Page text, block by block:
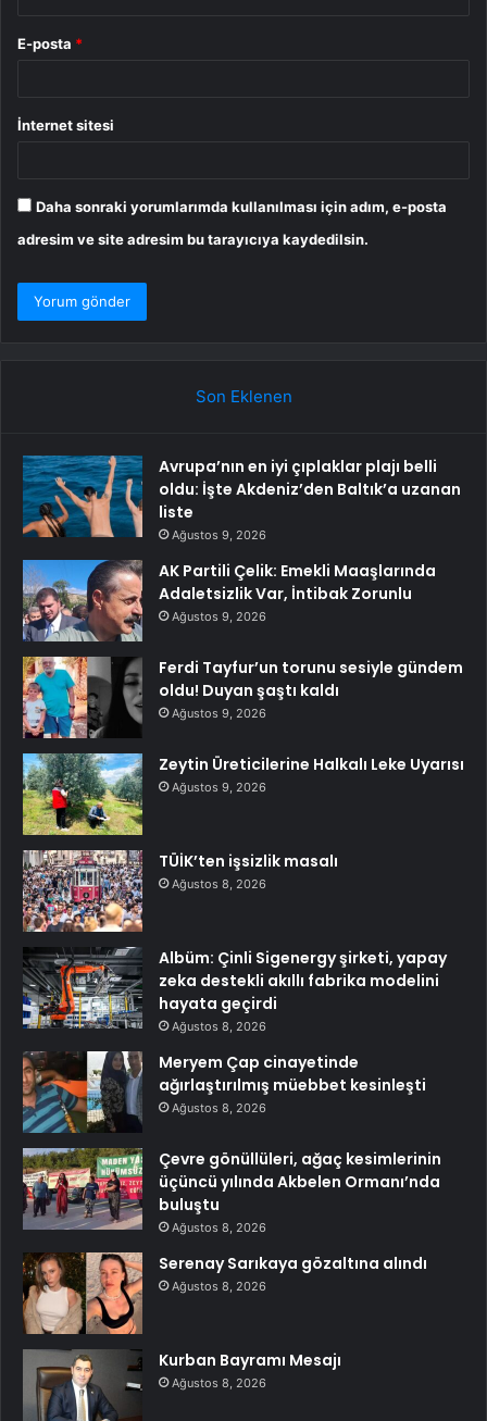
E-posta *
İnternet sitesi
Daha sonraki yorumlarımda kullanılması için adım, e-posta
adresim ve site adresim bu tarayıcıya kaydedilsin.
Son Eklenen
Avrupa’nın en iyi çıplaklar plajı belli
oldu: İşte Akdeniz’den Baltık’a uzanan
liste
Ağustos 9, 2026
AK Partili Çelik: Emekli Maaşlarında
Adaletsizlik Var, İntibak Zorunlu
Ağustos 9, 2026
Ferdi Tayfur’un torunu sesiyle gündem
oldu! Duyan şaştı kaldı
Ağustos 9, 2026
Zeytin Üreticilerine Halkalı Leke Uyarısı
Ağustos 9, 2026
TÜİK’ten işsizlik masalı
Ağustos 8, 2026
Albüm: Çinli Sigenergy şirketi, yapay
zeka destekli akıllı fabrika modelini
hayata geçirdi
Ağustos 8, 2026
Meryem Çap cinayetinde
ağırlaştırılmış müebbet kesinleşti
Ağustos 8, 2026
Çevre gönüllüleri, ağaç kesimlerinin
üçüncü yılında Akbelen Ormanı’nda
buluştu
Ağustos 8, 2026
Serenay Sarıkaya gözaltına alındı
Ağustos 8, 2026
Kurban Bayramı Mesajı
Ağustos 8, 2026